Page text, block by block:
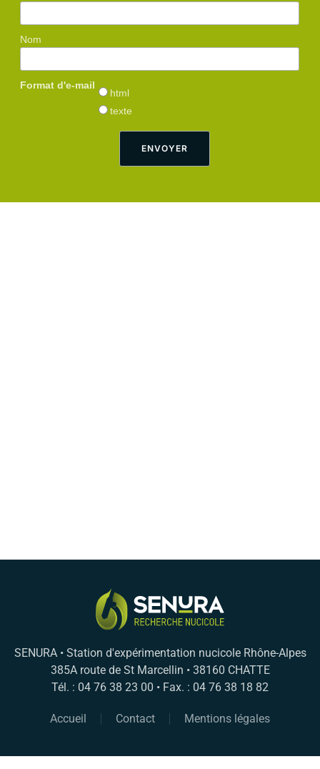
Nom
Format d'e-mail
html
texte
SENURA • Station d'expérimentation nucicole Rhône-Alpes
385A route de St Marcellin • 38160 CHATTE
Tél. : 04 76 38 23 00 • Fax. : 04 76 38 18 82
Accueil Contact Mentions légales